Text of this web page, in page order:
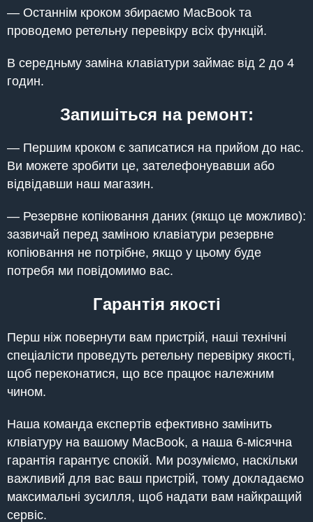
— Останнім кроком збираємо MacBook та
проводемо ретельну перевікру всіх функцій.
В середньму заміна клавіатури займає від 2 до 4
годин.
Запишіться на ремонт:
— Першим кроком є записатися на прийом до нас.
Ви можете зробити це, зателефонувавши або
відвідавши наш магазин.
— Резервне копіювання даних (якщо це можливо):
зазвичай перед заміною клавіатури резервне
копіювання не потрібне, якщо у цьому буде
потребя ми повідомимо вас.
Гарантія якості
Перш ніж повернути вам пристрій, наші технічні
спеціалісти проведуть ретельну перевірку якості,
щоб переконатися, що все працює належним
чином.
Наша команда експертів ефективно замінить
клвіатуру на вашому MacBook, а наша 6-місячна
гарантія гарантує спокій. Ми розуміємо, наскільки
важливий для вас ваш пристрій, тому докладаємо
максимальні зусилля, щоб надати вам найкращий
сервіс.